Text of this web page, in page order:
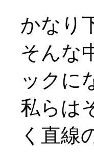
かなり
そんな
ックに
私らは
く直線